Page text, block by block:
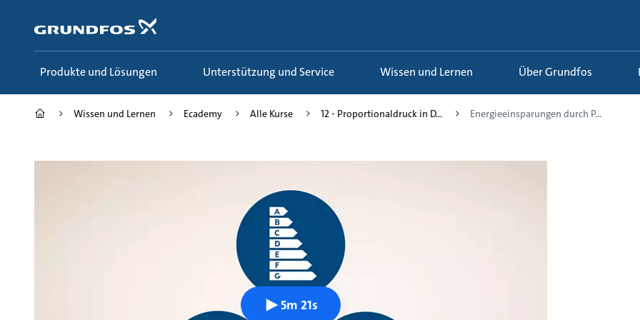
springen
Produkte und Lösungen Unterstützung und Service Wissen und Lernen Über Grundfos
Wissen und Lernen Ecademy Alle Kurse 12 - Proportionaldruck in D... Energieeinsparungen durch P...
5m 21s